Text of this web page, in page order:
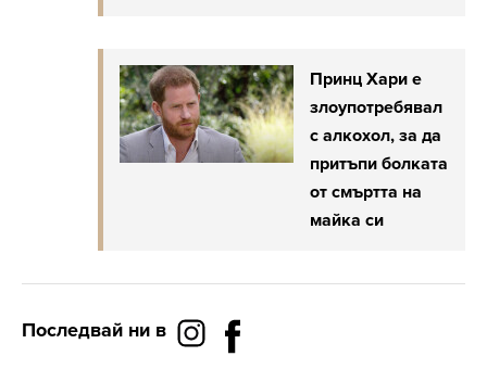
Принц Хари е
злоупотребявал
с алкохол, за да
притъпи болката
от смъртта на
майка си
Последвай ни в